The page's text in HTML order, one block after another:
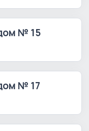
№ 15
№ 17